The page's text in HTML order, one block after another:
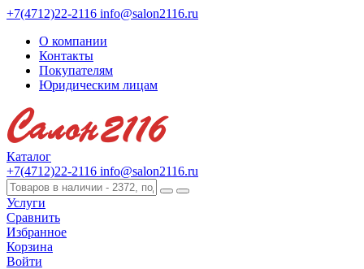
+7(4712)22-2116 info@salon2116.ru
О компании
Контакты
Покупателям
Юридическим лицам
Каталог
+7(4712)22-2116 info@salon2116.ru
Услуги
Сравнить
Избранное
Корзина
Войти